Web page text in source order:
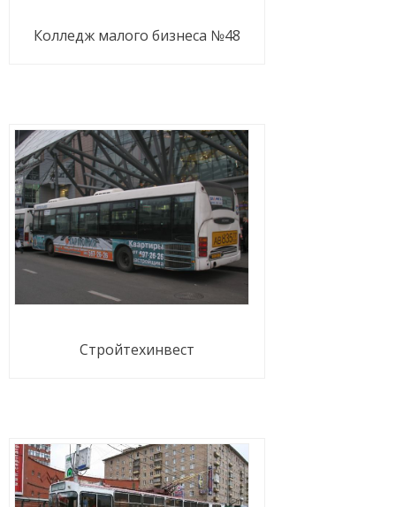
Колледж малого бизнеса №48
Стройтехинвест